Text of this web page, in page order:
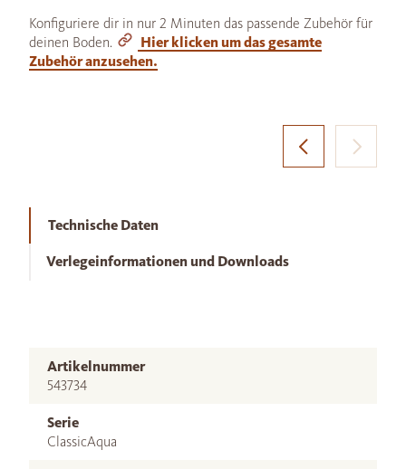
Konfiguriere dir in nur 2 Minuten das passende Zubehör für
deinen Boden.
Hier klicken um das gesamte
Zubehör anzusehen.
Technische Daten
Verlegeinformationen und Downloads
Artikelnummer
543734
Serie
ClassicAqua